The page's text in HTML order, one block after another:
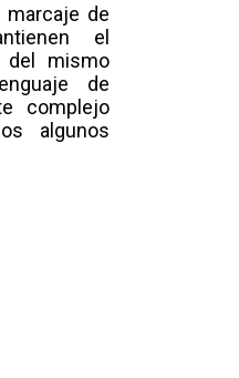
de
el
del mismo
de
complejo
algunos